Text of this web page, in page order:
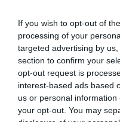
If you wish to opt-out of
processing of your
targeted advertising by
section to confirm your
opt-out request is
interest-based ads based
us or personal
your opt-out. You may
Porty
2 porty
przepustowości 40
DisplayPort™1.4)
2 porty USB-A o
funkcją